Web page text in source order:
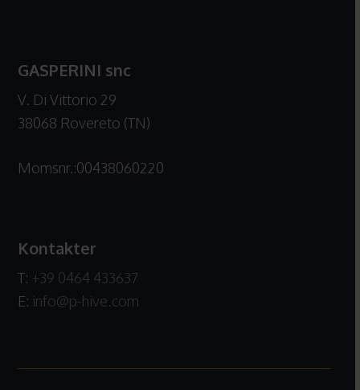
GASPERINI snc
V. Di Vittorio 29
38068 Rovereto (TN)
Momsnr.:00438060220
Kontakter
T: +39 0464 433637
E: info@p-hive.com